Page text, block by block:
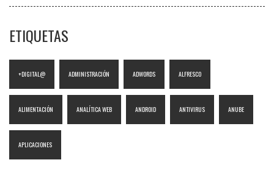
ETIQUETAS
+DIGITAL@ ADMINISTRACIÓN ADWORDS ALFRESCO
ALIMENTACIÓN ANALÍTICA WEB ANDROID ANTIVIRUS ANUBE
APLICACIONES